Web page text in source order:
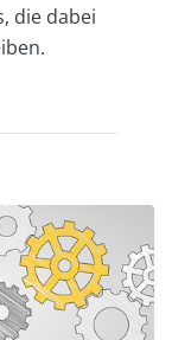
die dabei